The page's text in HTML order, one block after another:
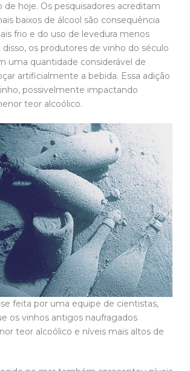
de hoje. Os pesquisadores acreditam
baixos de álcool são consequência
frio e do uso de levedura menos
os produtores de vinho do século
uma quantidade considerável de
artificialmente a bebida. Essa adição
possivelmente impactando
teor alcoólico.
feita por uma equipe de cientistas,
os vinhos antigos naufragados
teor alcoólico e níveis mais altos de